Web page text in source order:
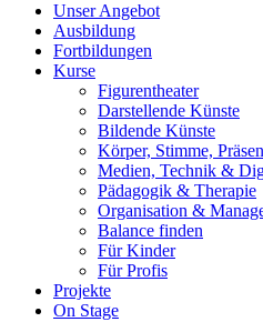
Unser Angebot
Ausbildung
Fortbildungen
Kurse
Figurentheater
Darstellende Künste
Bildende Künste
Körper, Stimme,
Medien, Technik &
Pädagogik & Therapie
Organisation &
Balance finden
Für Kinder
Für Profis
Projekte
On Stage